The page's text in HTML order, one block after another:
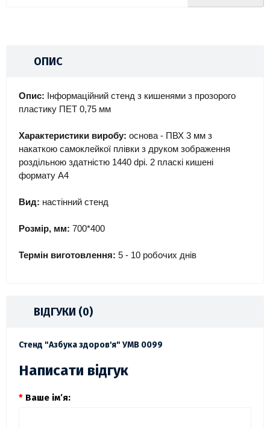
ОПИС
Опис: Інформаційний стенд з кишенями з прозорого
пластику ПЕТ 0,75 мм
Характеристики виробу: основа - ПВХ 3 мм з
накаткою самоклейкої плівки з друком зображення
роздільною здатністю 1440 dpi. 2 пласкі кишені
формату А4
Вид: настінний стенд
Розмір, мм: 700*400
Термін виготовлення: 5 - 10 робочих днів
ВІДГУКИ (0)
Стенд "Азбука здоров'я" УМВ 0099
Написати відгук
Ваше ім’я: